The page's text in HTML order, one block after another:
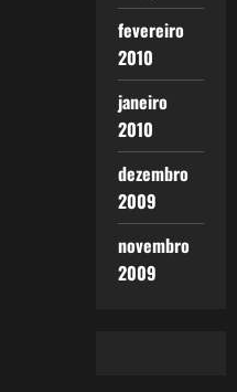
fevereiro
2010
janeiro
2010
dezembro
2009
novembro
2009